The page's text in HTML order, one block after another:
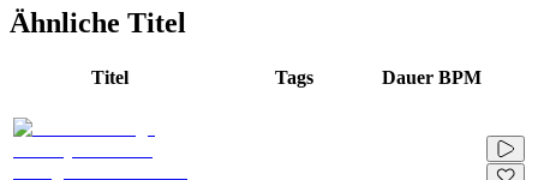
Ähnliche Titel
Titel Tags Dauer BPM